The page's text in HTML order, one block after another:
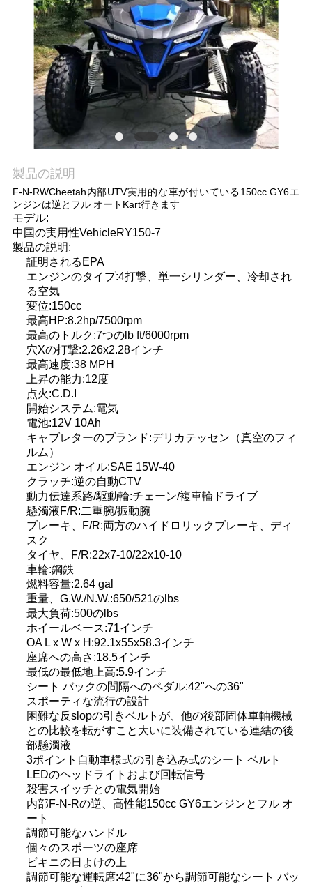
絡
し
な
さ
製品の説明
F-N-RWCheetah内部UTV実用的な車が付いている150cc GY6エ
ンジンは逆とフル オートKart行きます
モデル:
中国の実用性VehicleRY150-7
製品の説明:
証明されるEPA
エンジンのタイプ:4打撃、単一シリンダー、冷却され
る空気
変位:150cc
最高HP:8.2hp/7500rpm
最高のトルク:7つのlb ft/6000rpm
穴Xの打撃:2.26x2.28インチ
最高速度:38 MPH
上昇の能力:12度
点火:C.D.I
開始システム:電気
電池:12V 10Ah
キャブレターのブランド:デリカテッセン（真空のフィ
ルム）
エンジン オイル:SAE 15W-40
クラッチ:逆の自動CTV
動力伝達系路/駆動輪:チェーン/複車輪ドライブ
懸濁液F/R:二重腕/振動腕
ブレーキ、F/R:両方のハイドロリックブレーキ、ディ
スク
タイヤ、F/R:22x7-10/22x10-10
車輪:鋼鉄
燃料容量:2.64 gal
重量、G.W./N.W.:650/521のlbs
最大負荷:500のlbs
ホイールベース:71インチ
OA L x W x H:92.1x55x58.3インチ
座席への高さ:18.5インチ
最低の最低地上高:5.9インチ
シート バックの間隔へのペダル:42"への36"
スポーティな流行の設計
困難な反slopの引きベルトが、他の後部固体車軸機械
との比較を転がすこと大いに装備されている連結の後
部懸濁液
3ポイント自動車様式の引き込み式のシート ベルト
LEDのヘッドライトおよび回転信号
殺害スイッチとの電気開始
内部F-N-Rの逆、高性能150cc GY6エンジンとフル オ
ート
調節可能なハンドル
個々のスポーツの座席
ビキニの日よけの上
調節可能な運転席:42"に36"から調節可能なシート バッ